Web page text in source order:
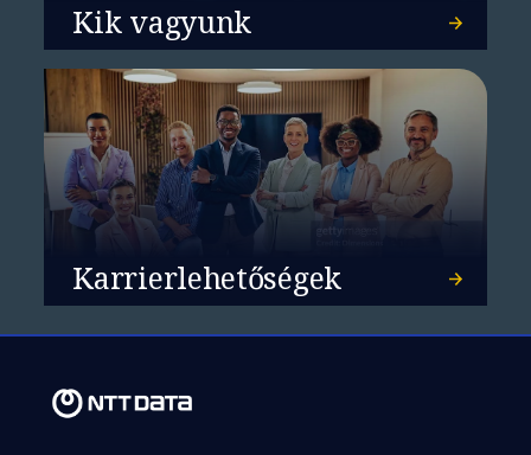
Kik vagyunk
Karrierlehetőségek